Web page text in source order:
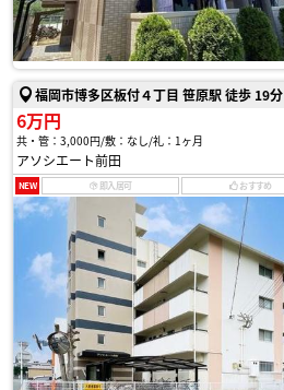
福岡市博多区板付４丁目 笹原駅 徒歩 19分
6万円
共・管：3,000円 敷：なし 礼：1ヶ月
アソシエート前田
NEW 即入居可 おすすめ